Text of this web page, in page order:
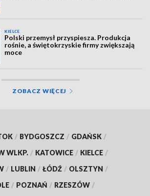
KIELCE
Polski przemysł przyspiesza. Produkcja
rośnie, a świętokrzyskie firmy zwiększają
moce
ZOBACZ WIĘCEJ
/ BYDGOSZCZ / GDAŃSK /
WLKP. / KATOWICE / KIELCE /
/ LUBLIN / ŁÓDŹ / OLSZTYN /
/ POZNAŃ / RZESZÓW /